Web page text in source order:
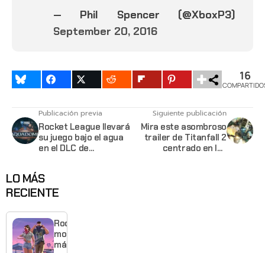
— Phil Spencer (@XboxP3)
September 20, 2016
16
Publicación previa
Rocket League llevará
su juego bajo el agua
en el DLC de
Siguiente publicación
Mira este asombroso
trailer de Titanfall 2
centrado en los
LO MÁS
RECIENTE
Rockstar
mostrará
más de